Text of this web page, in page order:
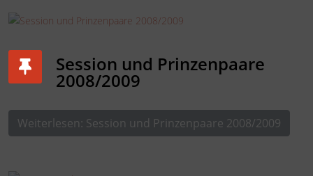
Session und Prinzenpaare
2008/2009
Weiterlesen: Session und Prinzenpaare 2008/2009